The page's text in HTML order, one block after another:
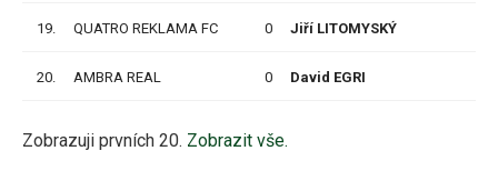
19. QUATRO REKLAMA FC 0 Jiří LITOMYSKÝ
20. AMBRA REAL 0 David EGRI
Zobrazuji prvních 20. Zobrazit vše.